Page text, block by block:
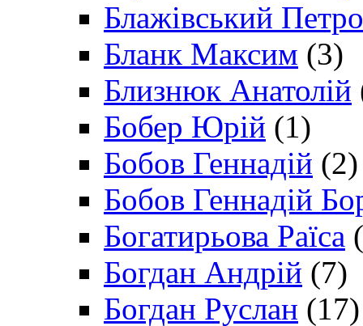
Блажівський Петро
Бланк Максим (3)
Близнюк Анатолій
Бобер Юрій (1)
Бобов Геннадій (2)
Бобов Геннадій
Богатирьова Раїса
Богдан Андрій (7)
Богдан Руслан (17)